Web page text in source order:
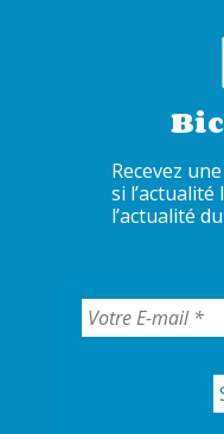
Recevez
si l’actualité
l’actualité